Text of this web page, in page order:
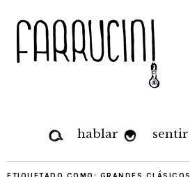
hablar sentir